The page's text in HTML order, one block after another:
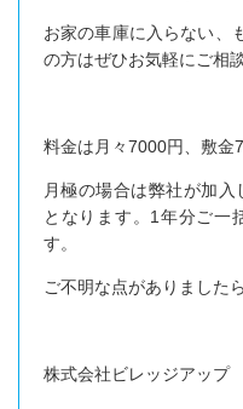
お家の車庫に入らない、
の方はぜひお気軽にご相
料金は月々7000円、敷金
月極の場合は弊社が加
となります。1年分ご一
す。
ご不明な点がありました
株式会社ビレッジアップ